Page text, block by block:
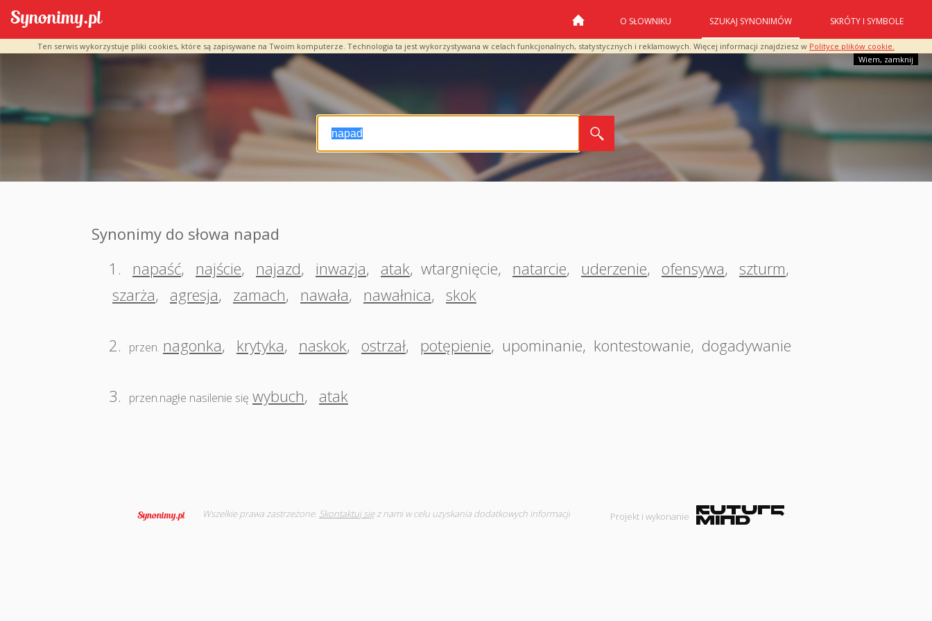
Ten serwis wykorzystuje pliki cookies, które są zapisywane na Twoim komputerze. Technologia ta jest wykorzystywana w celach funkcjonalnych, statystycznych i reklamowych. Więcej informacji znajdziesz w Polityce plików cookie.
Wiem, zamknij
O SŁOWNIKU SZUKAJ SYNONIMÓW SKRÓTY I SYMBOLE
Synonimy do słowa napad
1.
napaść, najście, najazd, inwazja, atak, wtargnięcie, natarcie, uderzenie, ofensywa, szturm,
szarża, agresja, zamach, nawała, nawałnica, skok
2. przen. nagonka, krytyka, naskok, ostrzał, potępienie, upominanie, kontestowanie, dogadywanie
3. przen.nagłe nasilenie się wybuch, atak
Wszelkie prawa zastrzeżone. Skontaktuj sięz nami w celu uzyskania dodatkowych informacji Projekt i wykonanie